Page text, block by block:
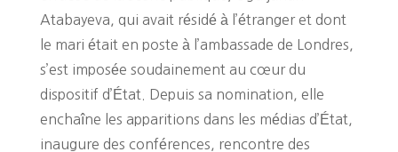
Atabayeva, qui avait résidé à l’étranger et dont
le mari était en poste à l’ambassade de Londres,
s’est imposée soudainement au cœur du
dispositif d’État. Depuis sa nomination, elle
enchaîne les apparitions dans les médias d’État,
inaugure des conférences, rencontre des